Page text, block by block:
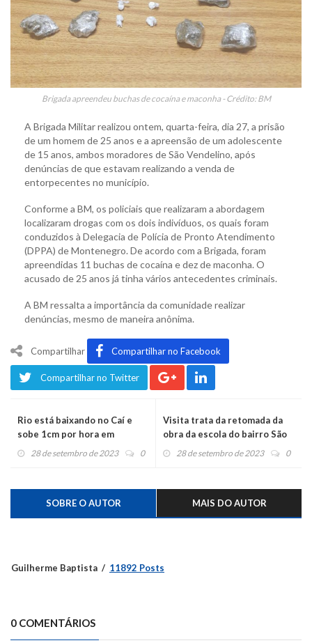
Brigada apreendeu buchas de cocaína e maconha - Crédito: BM
A Brigada Militar realizou ontem, quarta-feira, dia 27, a prisão
de um homem de 25 anos e a apreensão de um adolescente
de 15 anos, ambos moradores de São Vendelino, após
denúncias de que estavam realizando a venda de
entorpecentes no município.
Conforme a BM, os policiais que realizaram a abordagem
localizaram drogas com os dois indivíduos, os quais foram
conduzidos à Delegacia de Polícia de Pronto Atendimento
(DPPA) de Montenegro. De acordo com a Brigada, foram
apreendidas 11 buchas de cocaína e dez de maconha. O
acusado de 25 anos já tinha vários antecedentes criminais.
A BM ressalta a importância da comunidade realizar
denúncias, mesmo de maneira anônima.
Compartilhar Compartilhar no Facebook
Compartilhar no Twitter
Rio está baixando no Caí e
sobe 1cm por hora em
Montenegro
28 de setembro de 2023 0
Visita trata da retomada da
obra da escola do bairro São
Martim e dos estudos para
28 de setembro de 2023 0
SOBRE O AUTOR MAIS DO AUTOR
Guilherme Baptista 11892 Posts
0 COMENTÁRIOS